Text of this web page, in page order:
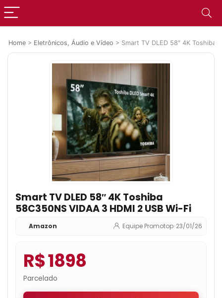
Home > Eletrônicos, Áudio e Vídeo > Smart TV DLED 58″ 4K Toshiba
Smart TV DLED 58″ 4K Toshiba
58C350NS VIDAA 3 HDMI 2 USB Wi-Fi
Amazon Equipe Promotop•23/01/26
R$ 1898
Parcelado